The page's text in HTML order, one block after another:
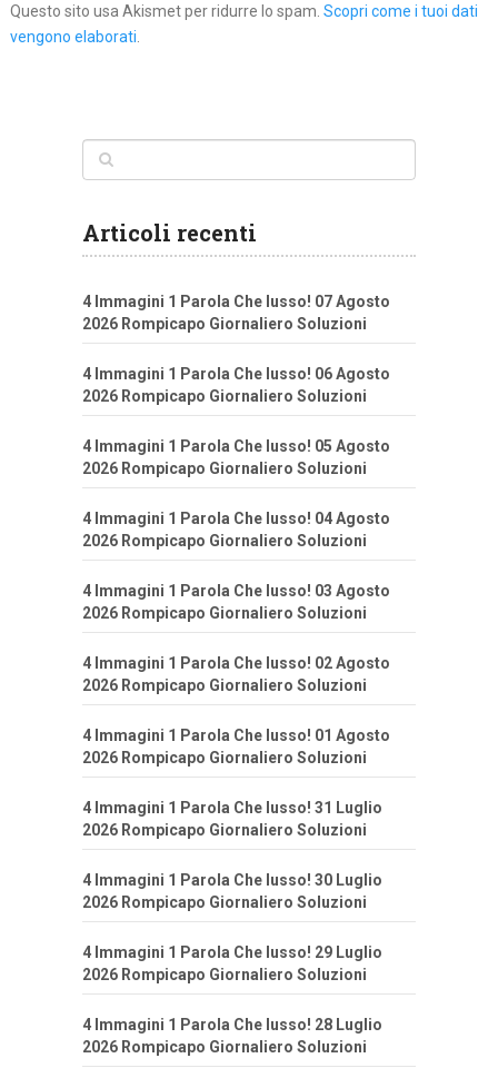
Questo sito usa Akismet per ridurre lo spam. Scopri come i tuoi dati
vengono elaborati.
Articoli recenti
4 Immagini 1 Parola Che lusso! 07 Agosto
2026 Rompicapo Giornaliero Soluzioni
4 Immagini 1 Parola Che lusso! 06 Agosto
2026 Rompicapo Giornaliero Soluzioni
4 Immagini 1 Parola Che lusso! 05 Agosto
2026 Rompicapo Giornaliero Soluzioni
4 Immagini 1 Parola Che lusso! 04 Agosto
2026 Rompicapo Giornaliero Soluzioni
4 Immagini 1 Parola Che lusso! 03 Agosto
2026 Rompicapo Giornaliero Soluzioni
4 Immagini 1 Parola Che lusso! 02 Agosto
2026 Rompicapo Giornaliero Soluzioni
4 Immagini 1 Parola Che lusso! 01 Agosto
2026 Rompicapo Giornaliero Soluzioni
4 Immagini 1 Parola Che lusso! 31 Luglio
2026 Rompicapo Giornaliero Soluzioni
4 Immagini 1 Parola Che lusso! 30 Luglio
2026 Rompicapo Giornaliero Soluzioni
4 Immagini 1 Parola Che lusso! 29 Luglio
2026 Rompicapo Giornaliero Soluzioni
4 Immagini 1 Parola Che lusso! 28 Luglio
2026 Rompicapo Giornaliero Soluzioni